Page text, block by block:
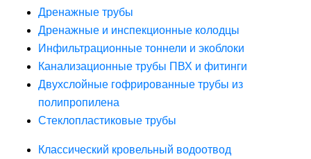
Дренажные трубы
Дренажные и инспекционные колодцы
Инфильтрационные тоннели и экоблоки
Канализационные трубы ПВХ и фитинги
Двухслойные гофрированные трубы из
полипропилена
Стеклопластиковые трубы
Классический кровельный водоотвод